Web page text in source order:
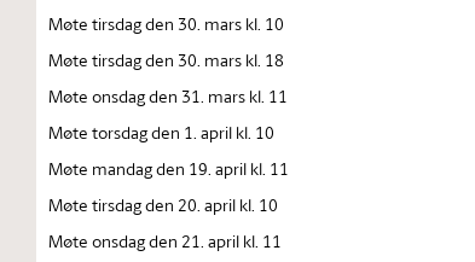
Møte tirsdag den 30. mars kl. 10
Møte tirsdag den 30. mars kl. 18
Møte onsdag den 31. mars kl. 11
Møte torsdag den 1. april kl. 10
Møte mandag den 19. april kl. 11
Møte tirsdag den 20. april kl. 10
Møte onsdag den 21. april kl. 11